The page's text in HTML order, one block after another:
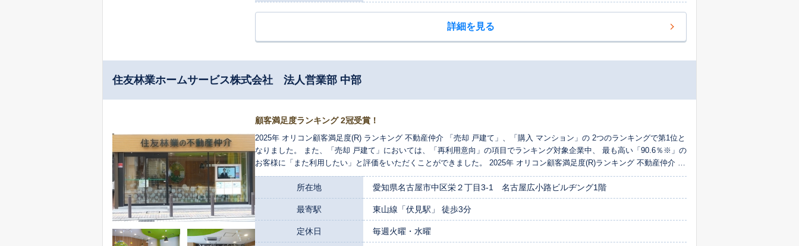
詳細を見る
住友林業ホームサービス株式会社 法人営業部 中部
顧客満足度ランキング 2冠受賞！
2025年 オリコン顧客満足度(R) ランキング 不動産仲介 「売却 戸建て」、「購入 マンション」の 2つのランキングで第1位と
なりました。 また、「売却 戸建て」においては、「再利用意向」の項目でランキング対象企業中、 最も高い「90.6％※」の
お客様に「また利用したい」と評価をいただくことができました。 2025年 オリコン顧客満足度(R)ランキング 不動産仲介 売
却 戸建て 再利用意向90.6％※ ※当調査における「どの程度その企業のサービスを再利用したいか」について 回答者からの
評価を4 段階にまとめ、その結果から算出した割合です。
所在地 愛知県名古屋市中区栄２丁目3-1 名古屋広小路ビルヂング1階
最寄駅 東山線「伏見駅」 徒歩3分
定休日 毎週火曜・水曜